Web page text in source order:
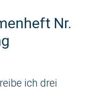
Nr.
ich drei